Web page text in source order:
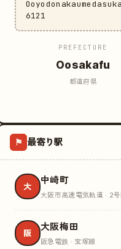
6121
PREFECTURE
Oosakafu
都道府県
⚑ 最寄り駅
大
中崎町
大阪市高速電気軌道 · 2
阪
大阪梅田
阪急電鉄 · 宝塚線